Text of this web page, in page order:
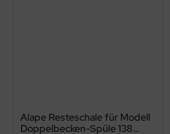
Alape Resteschale für Modell
Doppelbecken-Spüle 138